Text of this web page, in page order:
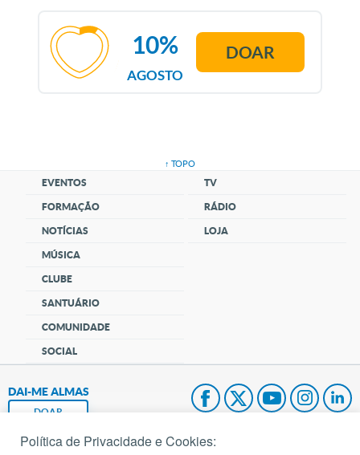
AGOSTO
10% DOAR
↑ TOPO
EVENTOS
FORMAÇÃO
NOTÍCIAS
MÚSICA
CLUBE
SANTUÁRIO
COMUNIDADE
SOCIAL
TV
RÁDIO
LOJA
DAI-ME ALMAS
DOAR
Fundação João Paulo II
Política de Privacidade e Cookies: